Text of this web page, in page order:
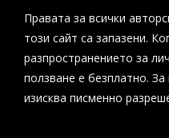
Правата за всички
този сайт са запазени.
разпространението за
ползване е безплатно.
изисква писменно